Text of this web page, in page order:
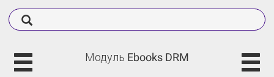
Модуль Ebooks DRM